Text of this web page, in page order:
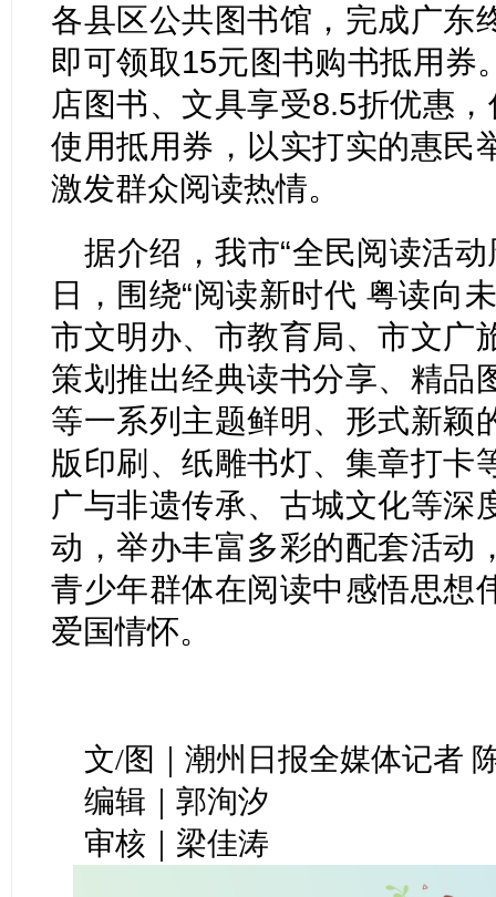
各县区公共图书馆，完成广东
即可领取15元图书购书抵用券
店图书、文具享受8.5折优惠
使用抵用券，以实打实的惠民
激发群众阅读热情。
据介绍，我市“全民阅读活
日，围绕“阅读新时代 粤读向
市文明办、市教育局、市文广
策划推出经典读书分享、精品
等一系列主题鲜明、形式新颖
版印刷、纸雕书灯、集章打卡
广与非遗传承、古城文化等深
动，举办丰富多彩的配套活动
青少年群体在阅读中感悟思想
爱国情怀。
文/图｜潮州日报全媒体记者
编辑｜郭洵汐
审核｜梁佳涛